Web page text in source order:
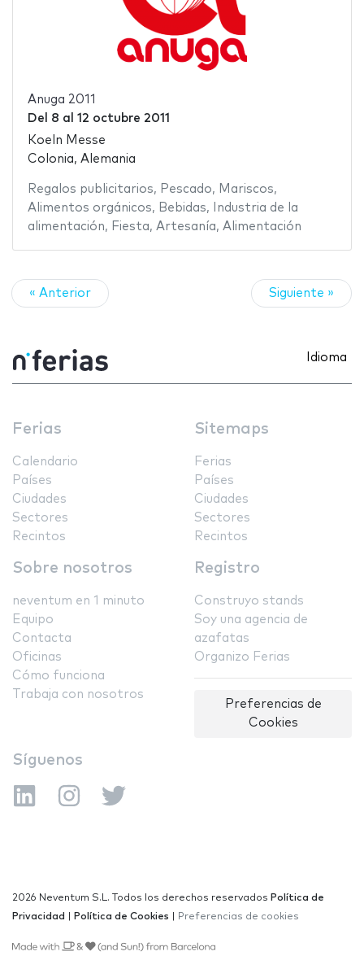
Anuga 2011
Del 8 al 12 octubre 2011
Koeln Messe
Colonia, Alemania
Regalos publicitarios, Pescado, Mariscos,
Alimentos orgánicos, Bebidas,
Industria de la
alimentación, Fiesta, Artesanía, Alimentación
« Anterior Siguiente »
Idioma
Ferias
Calendario
Países
Ciudades
Sectores
Recintos
Sitemaps
Ferias
Países
Ciudades
Sectores
Recintos
Sobre nosotros
neventum en 1 minuto
Equipo
Contacta
Oficinas
Cómo funciona
Trabaja con nosotros
Registro
Construyo stands
Soy una agencia de
azafatas
Organizo Ferias
Preferencias de
Cookies
Síguenos
2026 Neventum S.L. Todos los derechos reservados Política de
Privacidad
Política de Cookies Preferencias de cookies